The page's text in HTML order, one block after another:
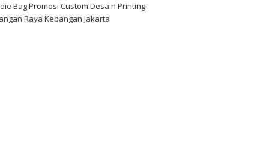
Bag Promosi Custom Desain Printing
Raya Kebangan Jakarta